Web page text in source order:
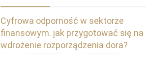
Cyfrowa odporność w sektorze
finansowym. jak przygotować się na
wdrożenie rozporządzenia dora?